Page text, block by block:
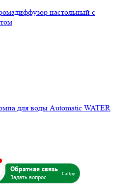
настольный с
для воды Automatic WATER
Callpy